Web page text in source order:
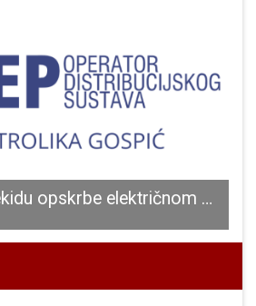
Obavijest o prekidu opskrbe električnom energijom za dio naselja Štikada